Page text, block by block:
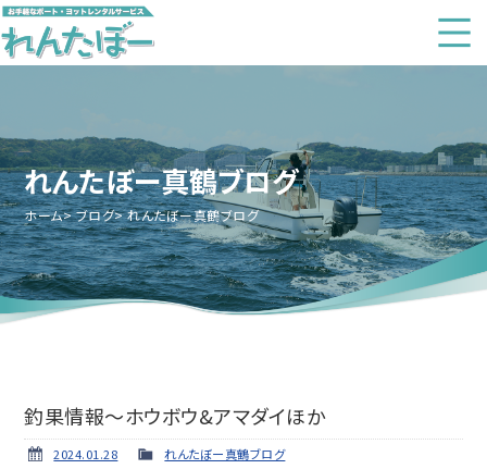
れんたぼー真鶴ブログ
ホーム ブログ れんたぼー真鶴ブログ
釣果情報～ホウボウ&アマダイほか
2024.01.28 れんたぼー真鶴ブログ